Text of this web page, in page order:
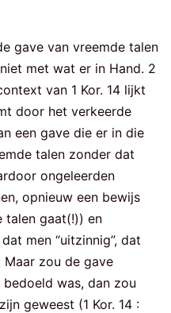
gave van vreemde talen
met wat er in Hand. 2
van 1 Kor. 14 lijkt
door het verkeerde
een gave die er in die
talen zonder dat
ongeleerden
opnieuw een bewijs
talen gaat(!)) en
men “uitzinnig”, dat
Maar zou de gave
was, dan zou
geweest (1 Kor. 14 :